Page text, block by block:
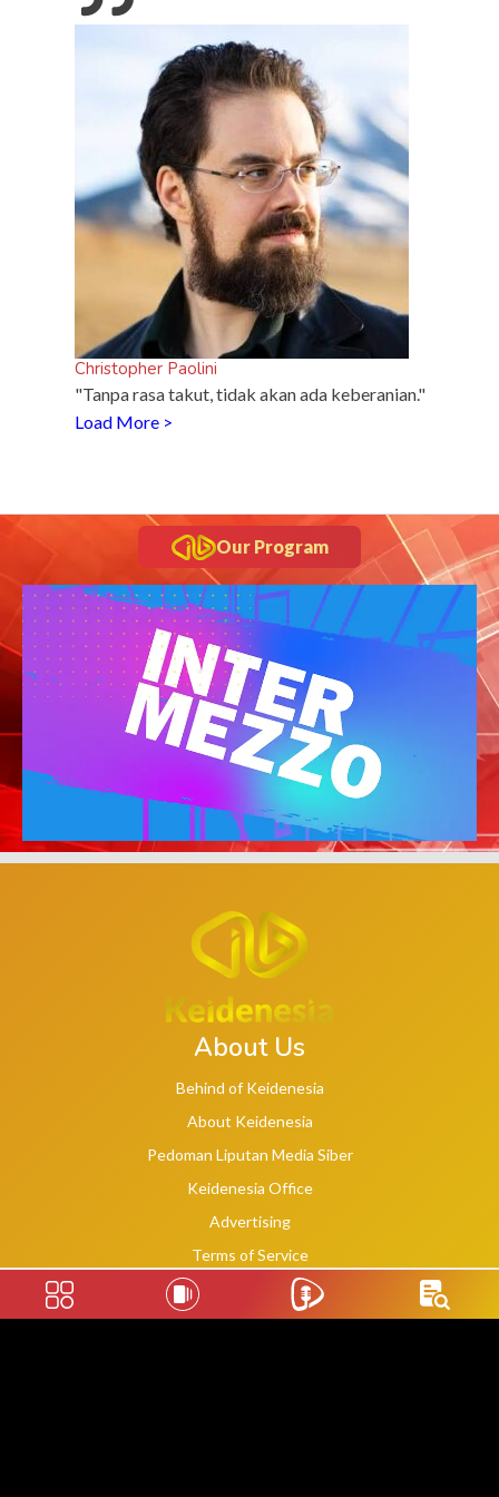
Christopher Paolini
"Tanpa rasa takut, tidak akan ada keberanian."
Load More >
Our Program
About Us
Behind of Keidenesia
About Keidenesia
Pedoman Liputan Media Siber
Keidenesia Office
Advertising
Terms of Service
Privacy Policy
Social Links